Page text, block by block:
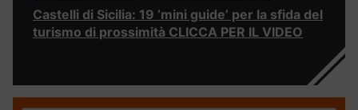
Castelli di Sicilia: 19 ‘mini guide’ per la sfida del
turismo di prossimità CLICCA PER IL VIDEO